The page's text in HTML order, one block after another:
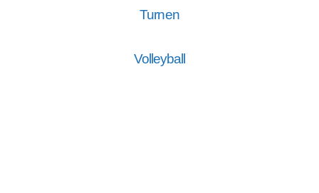
Turnen
Volleyball